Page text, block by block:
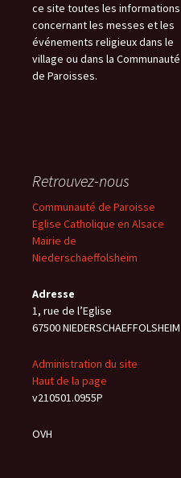
ce site toutes les informations
concernant les messes et les
événements religieux dans le
village ou dans la Communauté
de Paroisses.
Retrouvez-nous
Communauté de Paroisse
Eglise Catholique en Alsace
Mairie de
Niederschaeffolsheim
Adresse
1, rue de l’Eglise
67500 NIEDERSCHAEFFOLSHEIM
Administration du site
Haut de la page
v210501.0955P
OVH